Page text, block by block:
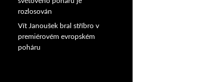
rozlosován
Vít Janoušek bral stříbro v
premiérovém evropském
poháru